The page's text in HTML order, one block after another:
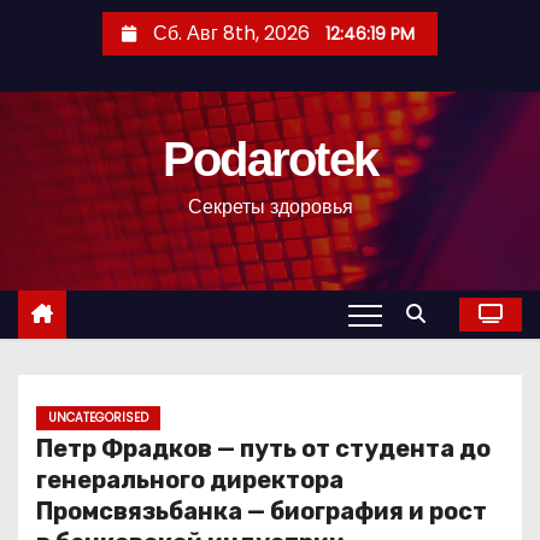
с
Сб. Авг 8th, 2026 12:46:20 PM
Podarotek
Секреты здоровья
UNCATEGORISED
Петр Фрадков — путь от студента до
генерального директора
Промсвязьбанка — биография и рост